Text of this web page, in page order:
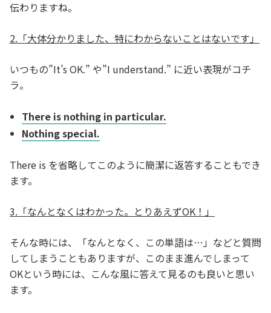
伝わりますね。
2.「大体分かりました、特にわからないことはないです」
いつもの”It’s OK.” や”I understand.” に近い表現がコチ
ラ。
There is nothing in particular.
Nothing special.
There is を省略してこのように簡潔に返答することもでき
ます。
3.「なんとなくはわかった。とりあえずOK！」
そんな時には、「なんとなく、この単語は…」などと質問
してしまうこともありますが、このまま進んでしまって
OKという時には、こんな風に答えて見るのも良いと思い
ます。